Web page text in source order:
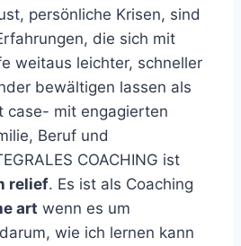
persönliche Krisen, sind
die sich mit
weitaus leichter, schneller
bewältigen lassen als
case- mit engagierten
Beruf und
COACHING ist
relief. Es ist als Coaching
art wenn es um
wie ich lernen kann